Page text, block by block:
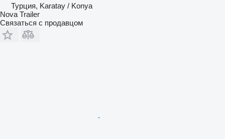
Турция, Karatay / Konya
Nova Trailer
Связаться с продавцом